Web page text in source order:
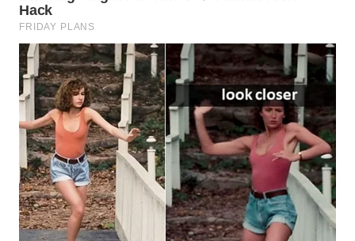
WN
SAMOSIR
WN
PADANG
LAWAS
WN
SUMEDANG
WN